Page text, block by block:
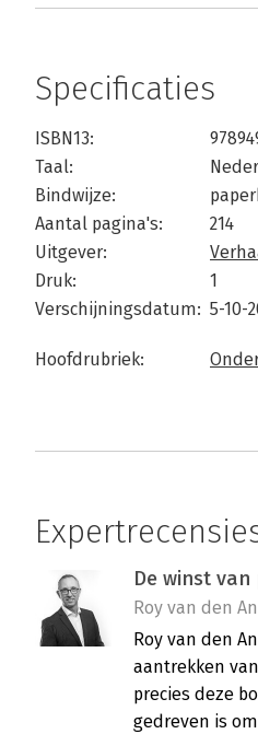
Specificaties
ISBN13:
Taal:
Bindwijze:
Aantal pagina's:
214
Uitgever:
Druk:
1
Verschijningsdatum: 5-10-
Hoofdrubriek:
De winst
Roy van den
Roy van den
aantrekken
precies deze
gedreven is